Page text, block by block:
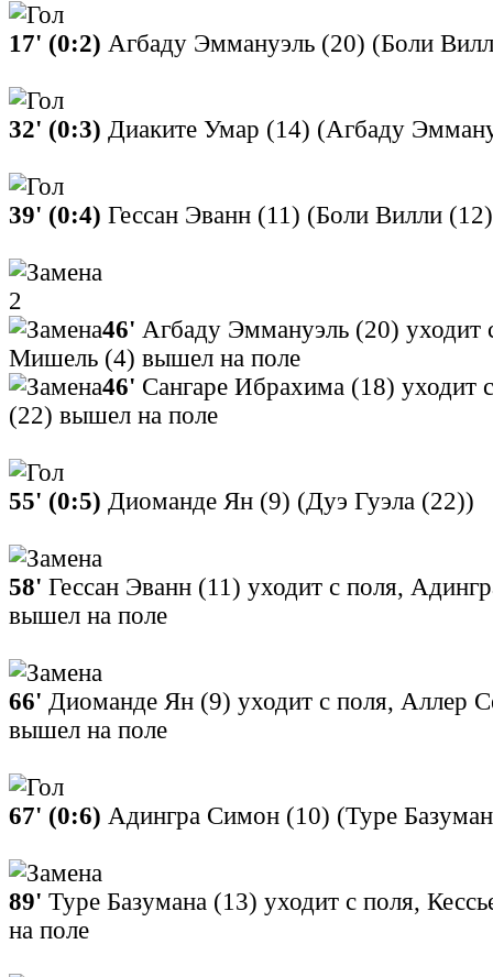
17' (0:2) Агбаду Эммануэль (20) (Боли
32' (0:3) Диаките Умар (14) (Агбаду
39' (0:4) Гессан Эванн (11) (Боли Вилли
2
46' Агбаду Эммануэль (20) уходит
Мишель (4) вышел на поле
46' Сангаре Ибрахима (18) уходит
(22) вышел на поле
55' (0:5) Диоманде Ян (9) (Дуэ Гуэла (22))
58' Гессан Эванн (11) уходит с поля,
вышел на поле
66' Диоманде Ян (9) уходит с поля, Аллер
вышел на поле
67' (0:6) Адингра Симон (10) (Туре
89' Туре Базумана (13) уходит с поля,
на поле